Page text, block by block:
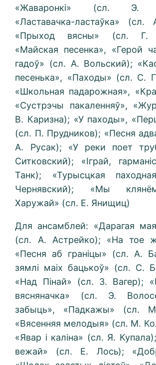
«Жаваронкі» (сл. Э.
«Ластавачка-ластаўка»
«Прыход вясны» (сл. Г.
«Майская песенка», «Герой
гадоў» (сл. А. Вольский);
песенька», «Паходы» (сл. С.
«Школьная падарожная»,
«Сустрэчы пакаленняў»,
В. Каризна); «У паходы»,
(сл. П. Прудников); «Песня
А. Русак); «У реки поет
Ситковский); «Іграй,
Танк); «Турысцкая
Чернявский); «Мы
Харужай» (сл. Е. Янищиц)
Для ансамблей: «Дарагая
(сл. А. Астрейко); «На тое
«Песня аб граніцы» (сл. А.
зямлі маіх бацькоў» (сл. С.
«Над Пінай» (сл. 3. Вагер);
вясняначка» (сл. Э.
забыць», «Падкажы» (сл.
«Вясенняя мелодыя» (сл. М.
«Явар і каліна» (сл. Я.
вежай» (сл. Е. Лось);